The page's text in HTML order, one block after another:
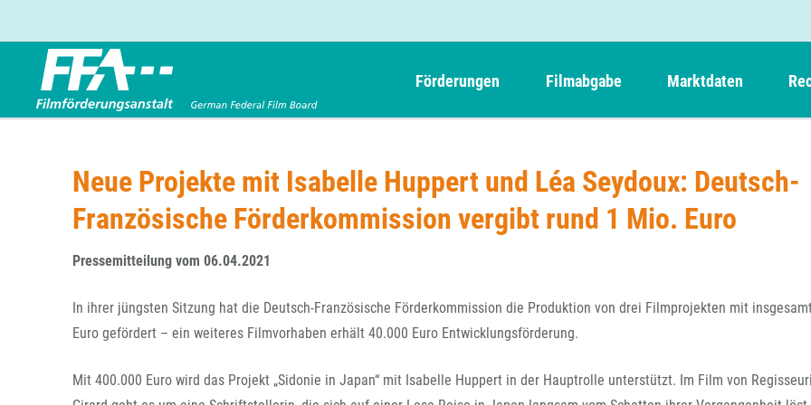
Förderungen
Entwicklungsförderung
Produktionsförderung
Verleihförderung
Folgevorhaben aus BKM-Preismitteln
Navigation
überspringen
Einreich- und Sitzungstermine
Webinare
Förderergebnisse
Filmabgabe
Filmabgabe von Videoprogrammanbietern
Filmabgabe von Fernsehveranstaltern
Marktdaten
FFA 2025
Die FFA in Kürze
Gremien
Referendariat
Kurzfilmpreis Short Tiger
German Films und Vision Kino
Der besondere Kinderfilm
Neue Projekte mit Isabelle Huppert und Léa Seydoux: Deutsch-
Französische Förderkommission vergibt rund 1 Mio. Euro
Pressemitteilung vom 06.04.2021
In ihrer jüngsten Sitzung hat die Deutsch-Französische Förderkommission die Produktion von drei Filmprojekten mit
Euro gefördert – ein weiteres Filmvorhaben erhält 40.000 Euro Entwicklungsförderung.
Mit 400.000 Euro wird das Projekt „Sidonie in Japan“ mit Isabelle Huppert in der Hauptrolle unterstützt. Im Film von